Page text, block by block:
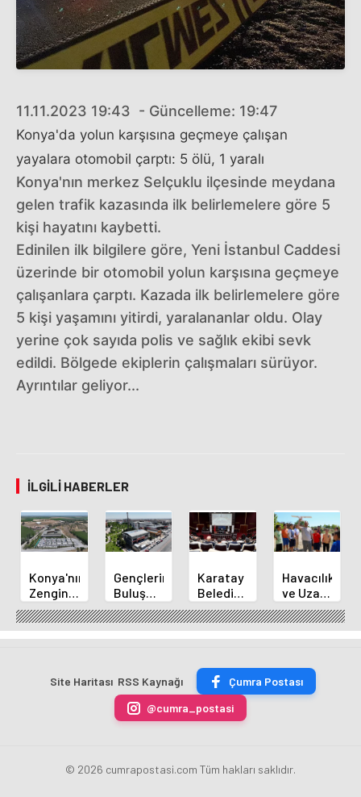
11.11.2023 19:43 - Güncelleme: 19:47
Konya'da yolun karşısına geçmeye çalışan
yayalara otomobil çarptı: 5 ölü, 1 yaralı
Konya'nın merkez Selçuklu ilçesinde meydana
gelen trafik kazasında ilk belirlemelere göre 5
kişi hayatını kaybetti.
Edinilen ilk bilgilere göre, Yeni İstanbul Caddesi
üzerinde bir otomobil yolun karşısına geçmeye
çalışanlara çarptı. Kazada ilk belirlemelere göre
5 kişi yaşamını yitirdi, yaralananlar oldu. Olay
yerine çok sayıda polis ve sağlık ekibi sevk
edildi. Bölgede ekiplerin çalışmaları sürüyor.
Ayrıntılar geliyor...
İLGILI HABERLER
Konya'nın
Zengin
Mutfağı
GastroFest'te
Tanıtılacak
Gençlerin
Buluşma
Noktası
Talha
Bayrakçı
Yükseliyor
Karatay
Belediye
Başkanı
Kılca
Yeni
Açıkladı
Havacılık
ve Uzay
Yaz
Kursu
Başladı
Site Haritası RSS Kaynağı
Çumra Postası
@cumra_postasi
© 2026 cumrapostasi.com Tüm hakları saklıdır.